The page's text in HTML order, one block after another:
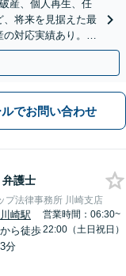
産、個人再生、任
、将来を見据えた最
対応実績あり。話
います
ルでお問い合わせ
弁護士
プ法律事務所 川崎支店
川崎駅
から徒歩
3分
営業時間：06:30~
22:00（土日祝日）